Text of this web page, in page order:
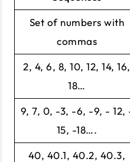
Set of numbers with
commas
2, 4, 6, 8, 10, 12, 14, 16,
18…
9, 7, 0, -3, -6, -9, - 12,
15, -18….
40, 40.1, 40.2, 40.3,